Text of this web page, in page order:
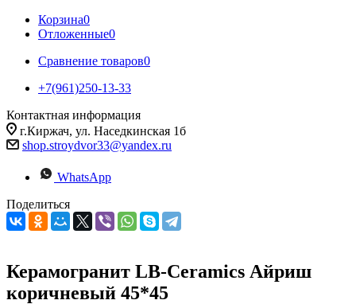
Корзина0
Отложенные0
Сравнение товаров0
+7(961)250-13-33
Контактная информация
г.Киржач, ул. Наседкинская 1б
shop.stroydvor33@yandex.ru
WhatsApp
Поделиться
Керамогранит LB-Ceramics Айриш
коричневый 45*45